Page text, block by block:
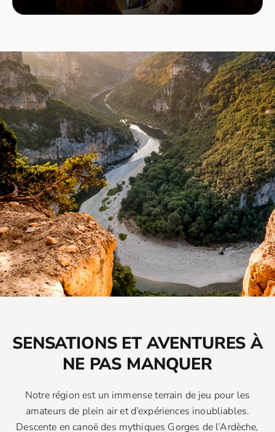
SENSATIONS ET AVENTURES À
NE PAS MANQUER
Notre région est un immense terrain de jeu pour les
amateurs de plein air et d’expériences inoubliables.
Descente en canoë des mythiques Gorges de l’Ardèche,